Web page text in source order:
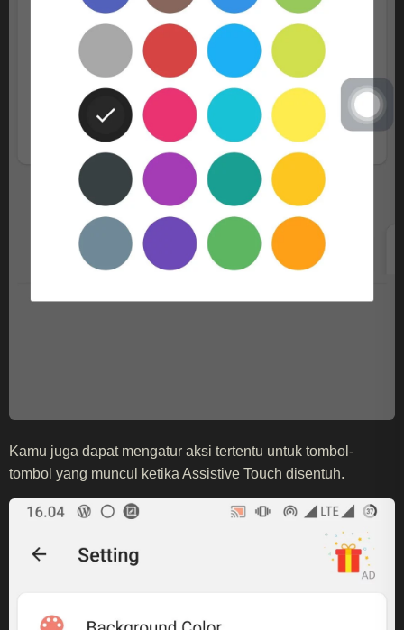
Kamu juga dapat mengatur aksi tertentu untuk tombol-
tombol yang muncul ketika Assistive Touch disentuh.